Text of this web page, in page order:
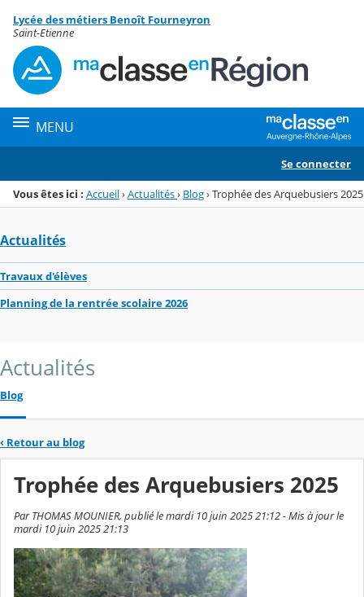
Menu de la rubrique
Contenu
Lycée des métiers Benoît Fourneyron
Saint-Etienne
MENU
Se connecter
Vous êtes ici : Accueil›Actualités› Blog›Trophée des Arquebusiers 2025
Actualités
Travaux d'élèves
Planning de la rentrée scolaire 2026
Actualités
Blog
‹ Retour au blog
Trophée des Arquebusiers 2025
Par THOMAS MOUNIER, publié le mardi 10 juin 2025 21:12 - Mis à jour le
mardi 10 juin 2025 21:13